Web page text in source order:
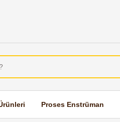
Proses Enstrüman